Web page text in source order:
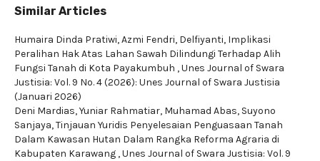
Similar Articles
Humaira Dinda Pratiwi, Azmi Fendri, Delfiyanti, Implikasi
Peralihan Hak Atas Lahan Sawah Dilindungi Terhadap Alih
Fungsi Tanah di Kota Payakumbuh ,Unes Journal of Swara
Justisia: Vol. 9 No. 4 (2026): Unes Journal of Swara Justisia
(Januari 2026)
Deni Mardias, Yuniar Rahmatiar, Muhamad Abas, Suyono
Sanjaya,Tinjauan Yuridis Penyelesaian Penguasaan Tanah
Dalam Kawasan Hutan Dalam Rangka Reforma Agraria di
Kabupaten Karawang ,Unes Journal of Swara Justisia: Vol. 9